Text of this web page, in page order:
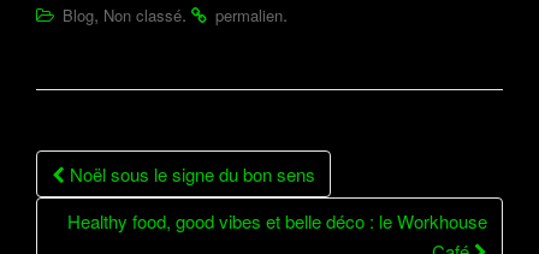
Blog, Non classé. permalien.
Navigation Article
Noël sous le signe du bon sens
Healthy food, good vibes et belle déco : le Workhouse